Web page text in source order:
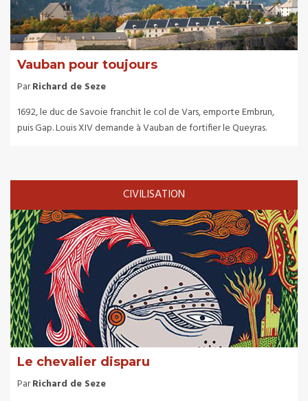
Vauban pour toujours
ParRichard de Seze
1692, le duc de Savoie franchit le col de Vars, emporte Embrun,
puis Gap. Louis XIV demande à Vauban de fortifier le Queyras.
CIVILISATION
Le chevalier disparu
ParRichard de Seze